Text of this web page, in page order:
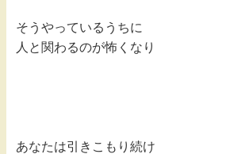
そうやっているうちに
人と関わるのが怖くなり
あなたは引きこもり続け